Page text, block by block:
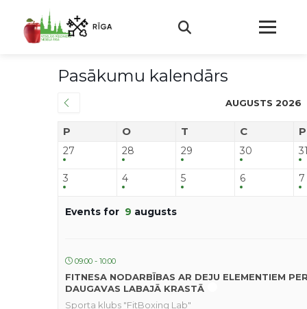
Pasākumu kalendārs
AUGUSTS 2026
P O T C
27 28 29 30
3 4 5 6 7
Events for 9 augusts
09:00 - 10:00
FITNESA NODARBĪBAS AR DEJU ELEMENTIEM
DAUGAVAS LABAJĀ KRASTĀ
Sporta klubs "FitBoxing Lab"